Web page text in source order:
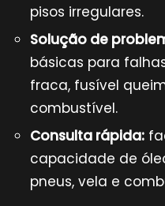
pisos irregulares.
Solução de
básicas para
fraca, fusível
combustível.
Consulta rápida:
capacidade de
pneus, vela e